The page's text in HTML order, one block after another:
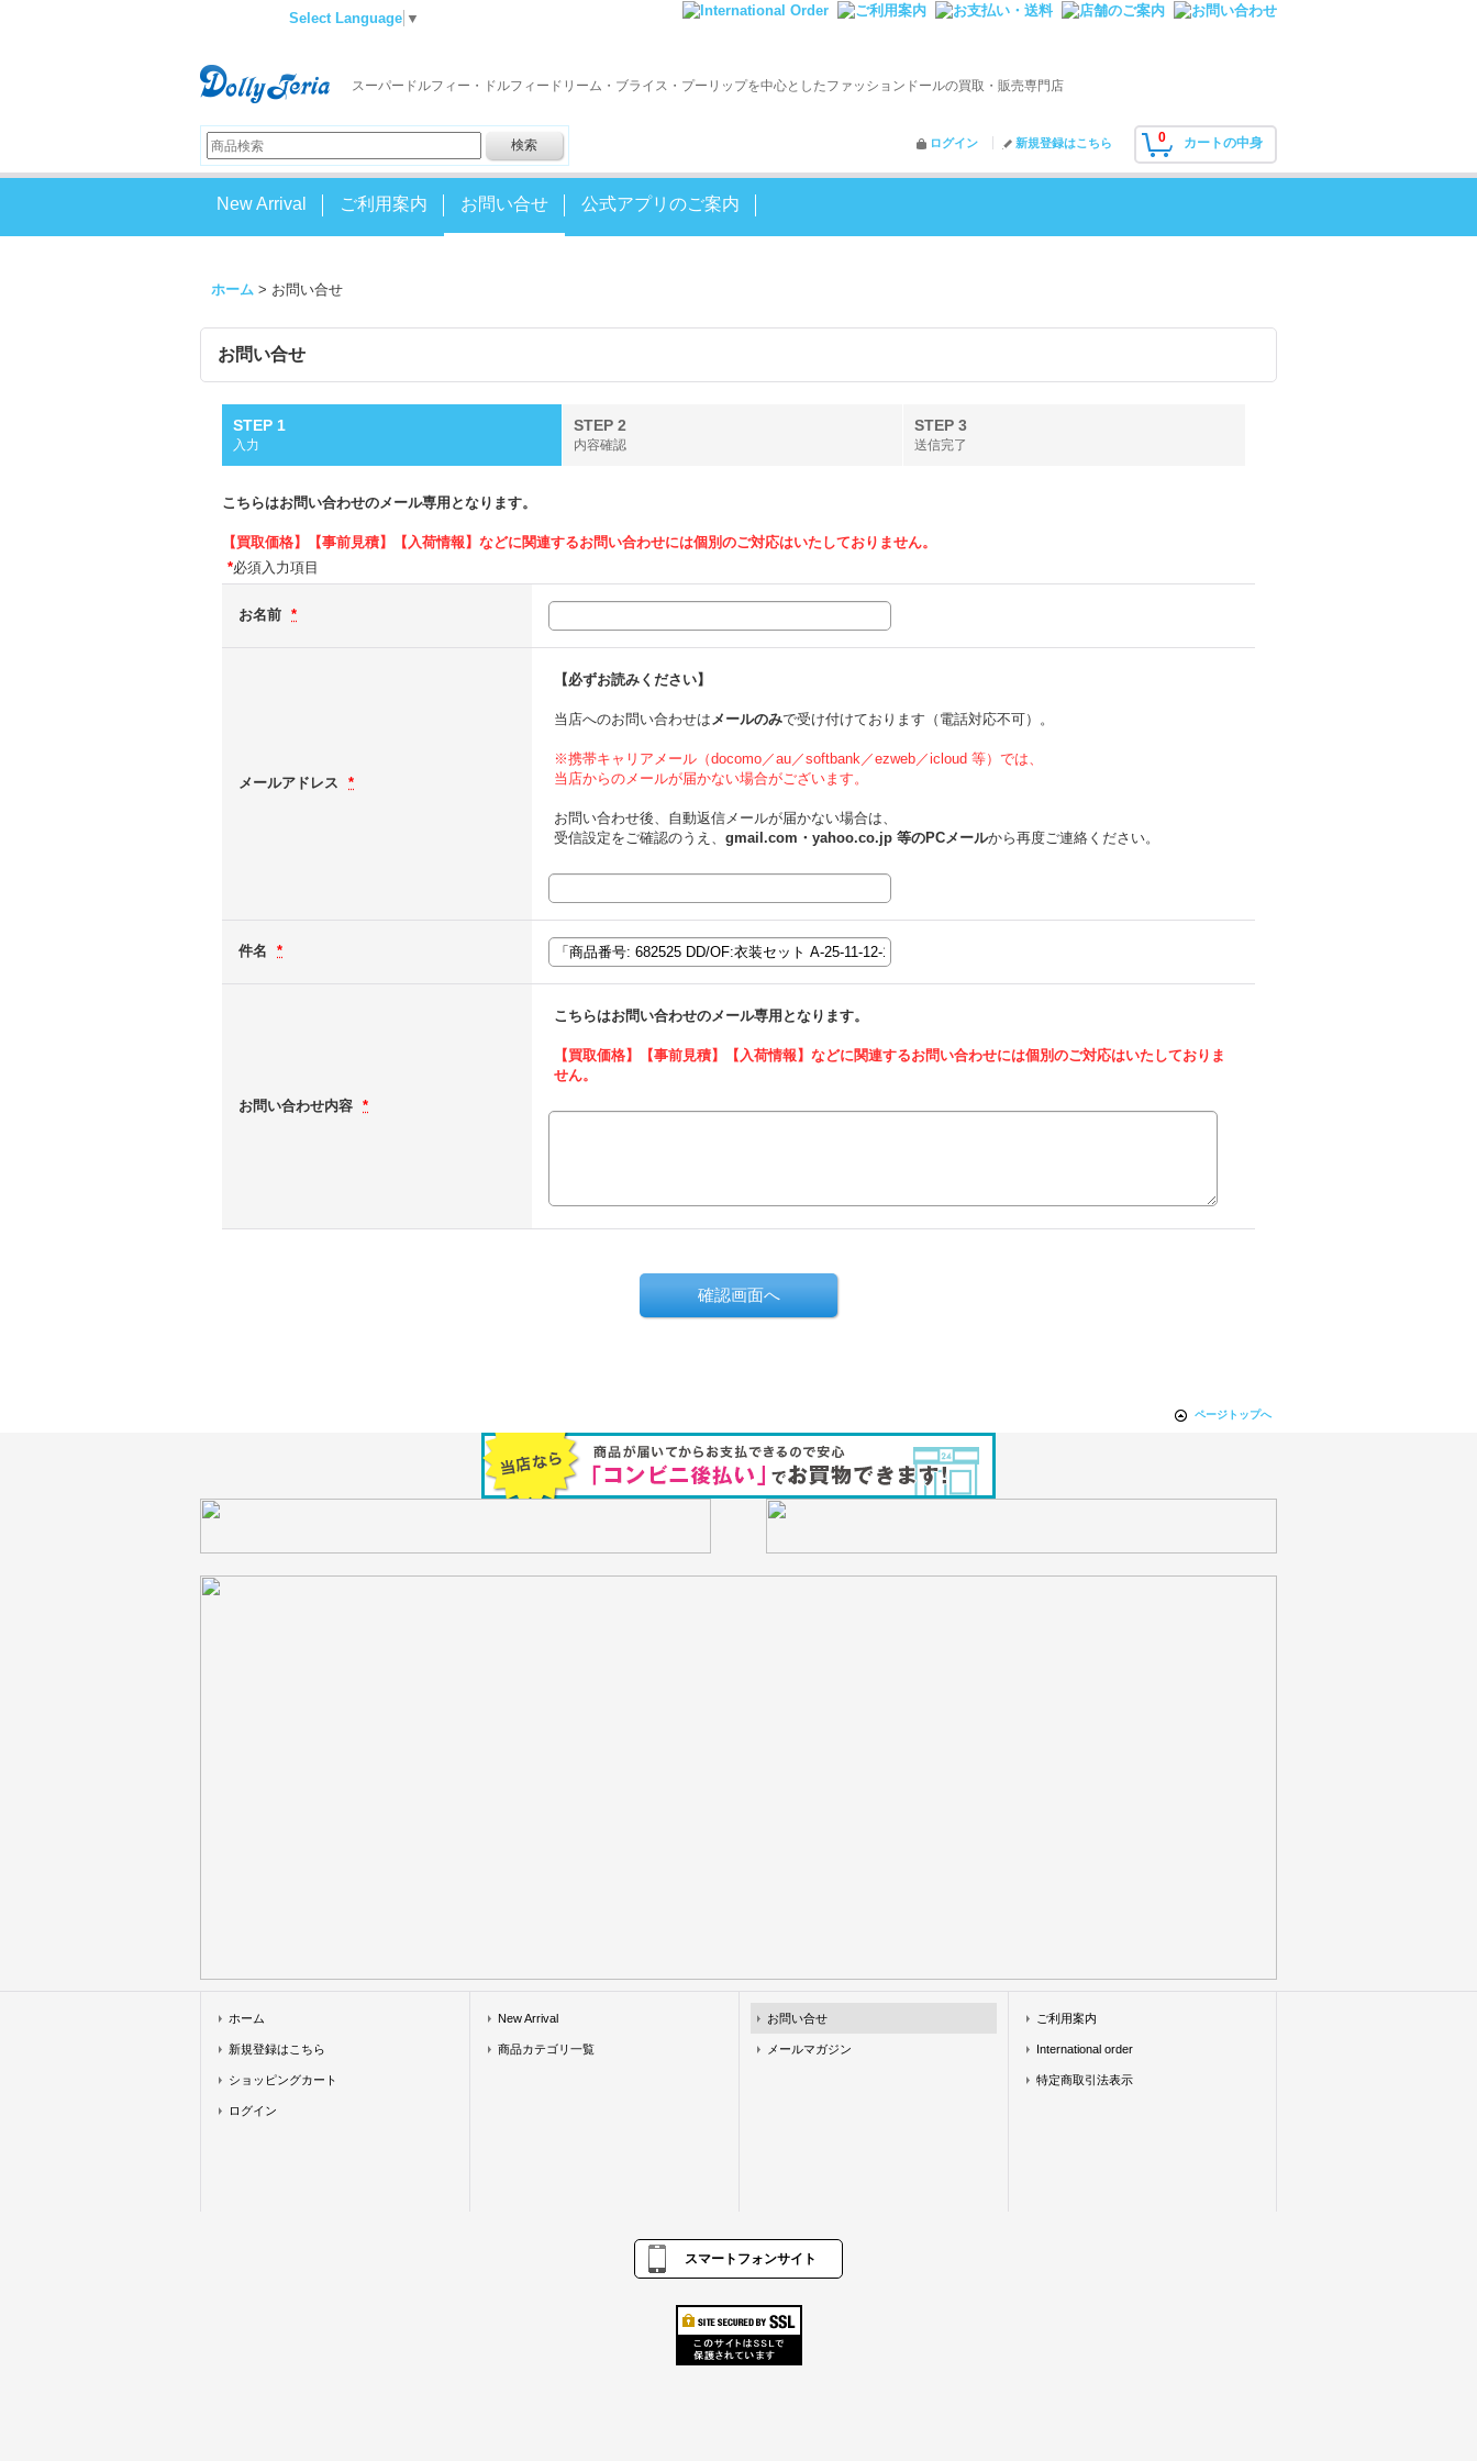
Select Language ▼
スーパードルフィー・ドルフィードリーム・ブライス・プーリップを中心としたファッションドールの買取・販売専門店
0 カートの中身
ログイン 新規登録はこちら
New Arrival ご利用案内 お問い合せ 公式アプリのご案内
ホーム > お問い合せ
お問い合せ
STEP 1
入力
STEP 2
内容確認
STEP 3
送信完了
こちらはお問い合わせのメール専用となります。
【買取価格】【事前見積】【入荷情報】などに関連するお問い合わせには個別のご対応はいたしておりません。
*必須入力項目
お名前 *
メールアドレス *
【必ずお読みください】
当店へのお問い合わせはメールのみで受け付けております（電話対応不可）。
※携帯キャリアメール（docomo／au／softbank／ezweb／icloud 等）では、
当店からのメールが届かない場合がございます。
お問い合わせ後、自動返信メールが届かない場合は、
受信設定をご確認のうえ、 gmail.com・yahoo.co.jp 等のPCメールから再度ご連絡ください。
件名 *
お問い合わせ内容 *
こちらはお問い合わせのメール専用となります。
【買取価格】【事前見積】【入荷情報】などに関連するお問い合わせには個別のご対応はいたしておりま
せん。
ページトップへ
ホーム
新規登録はこちら
ショッピングカート
ログイン
New Arrival
商品カテゴリ一覧
お問い合せ
メールマガジン
ご利用案内
International order
特定商取引法表示
スマートフォンサイト